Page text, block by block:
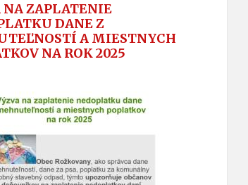
NA ZAPLATENIE
DANE Z
A MIESTNYCH
NA ROK 2025